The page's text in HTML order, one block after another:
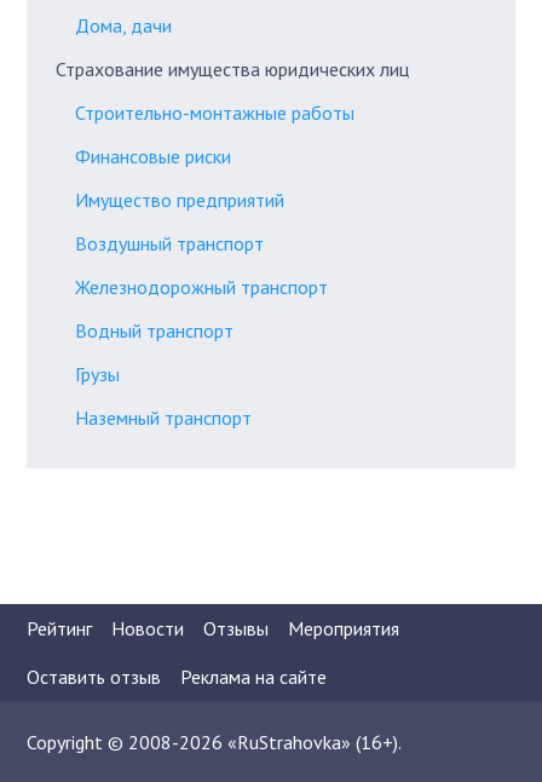
Дома, дачи
Страхование имущества юридических лиц
Строительно-монтажные работы
Финансовые риски
Имущество предприятий
Воздушный транспорт
Железнодорожный транспорт
Водный транспорт
Грузы
Наземный транспорт
Рейтинг Новости Отзывы
Мероприятия
Оставить отзыв
Реклама на сайте
Copyright © 2008-2026 «RuStrahovka» (16+).